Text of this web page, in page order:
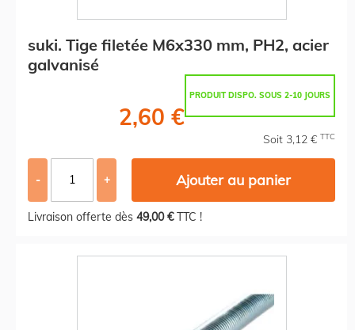
suki. Tige filetée M6x330 mm, PH2, acier
galvanisé
PRODUIT DISPO. SOUS 2-10 JOURS
2,60 €
Soit 3,12 € TTC
- + Ajouter au panier
Livraison offerte dès 49,00 €TTC !